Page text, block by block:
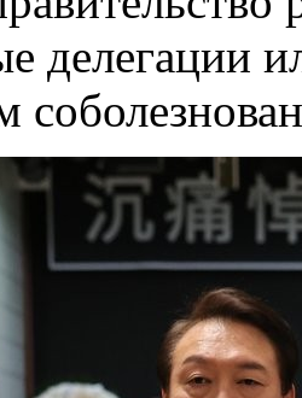
делегации